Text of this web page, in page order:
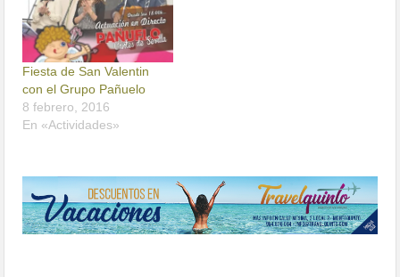
Fiesta de San Valentin
con el Grupo Pañuelo
8 febrero, 2016
En «Actividades»